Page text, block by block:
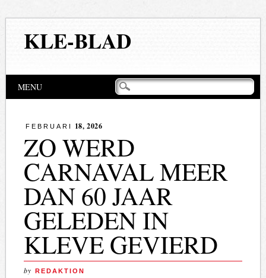
KLE-BLAD
Hoofdmenu
MENU
FEBRUARI 18, 2026
ZO WERD
CARNAVAL MEER
DAN 60 JAAR
GELEDEN IN
KLEVE GEVIERD
by REDAKTION